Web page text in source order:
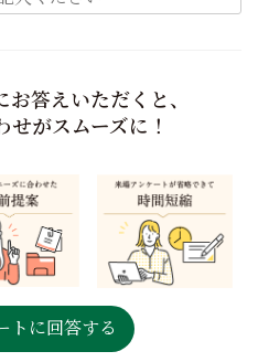
答えいただくと、
がスムーズに！
トに回答する